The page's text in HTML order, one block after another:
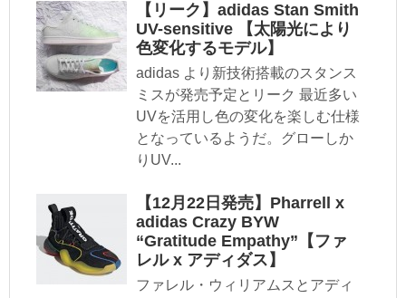
【リーク】adidas Stan Smith
UV-sensitive 【太陽光により
色変化するモデル】
adidas より新技術搭載のスタンス
ミスが発売予定とリーク 最近多い
UVを活用し色の変化を楽しむ仕様
となっているようだ。グローしか
りUV...
【12月22日発売】Pharrell x
adidas Crazy BYW
“Gratitude Empathy”【ファ
レル x アディダス】
ファレル・ウィリアムスとアディ